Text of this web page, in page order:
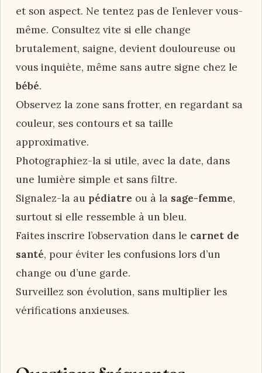
et son aspect. Ne tentez pas de l’enlever vous-
même. Consultez vite si elle change
brutalement, saigne, devient douloureuse ou
vous inquiète, même sans autre signe chez le
bébé.
Observez la zone sans frotter, en regardant sa
couleur, ses contours et sa taille
approximative.
Photographiez-la si utile, avec la date, dans
une lumière simple et sans filtre.
Signalez-la au pédiatre ou à la sage-femme,
surtout si elle ressemble à un bleu.
Faites inscrire l’observation dans le carnet de
santé, pour éviter les confusions lors d’un
change ou d’une garde.
Surveillez son évolution, sans multiplier les
vérifications anxieuses.